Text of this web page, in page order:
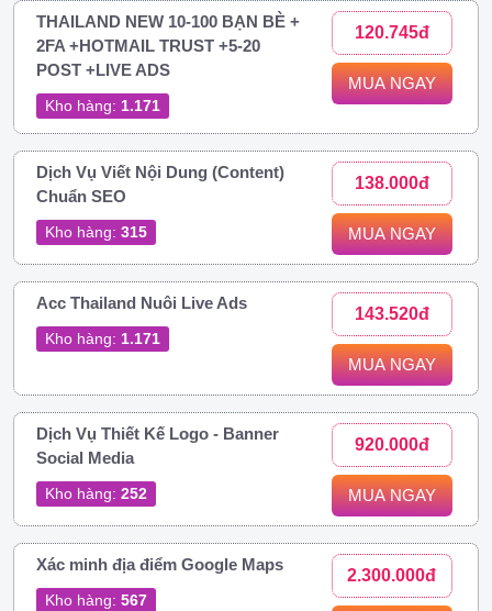
THAILAND NEW 10-100 BẠN BÈ +
2FA +HOTMAIL TRUST +5-20
POST +LIVE ADS
Kho hàng: 1.171
120.745đ
MUA NGAY
Dịch Vụ Viết Nội Dung (Content)
Chuẩn SEO
Kho hàng: 315
138.000đ
MUA NGAY
Acc Thailand Nuôi Live Ads
Kho hàng: 1.171
143.520đ
MUA NGAY
Dịch Vụ Thiết Kế Logo - Banner
Social Media
Kho hàng: 252
920.000đ
MUA NGAY
Xác minh địa điểm Google Maps
Kho hàng: 567
2.300.000đ